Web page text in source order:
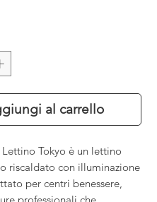
al carrello
Lettino Tokyo è un lettino
riscaldato con illuminazione
per centri benessere,
professionali che